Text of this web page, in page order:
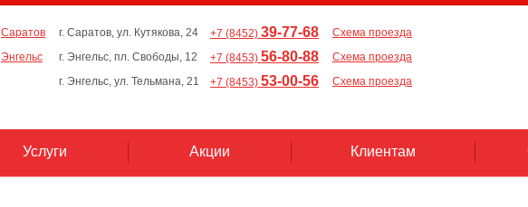
Саратов
Энгельс
г. Саратов, ул. Кутякова, 24 +7 (8452) 39-77-68
Схема проезда
г. Энгельс, пл. Свободы, 12
+7 (8453) 56-80-88
Схема проезда
г. Энгельс, ул. Тельмана, 21
+7 (8453) 53-00-56 Схема проезда
Услуги Акции Клиентам